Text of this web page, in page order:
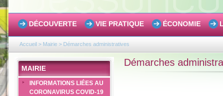
DÉCOUVERTE VIE PRATIQUE ÉCONOMIE
Accueil > Mairie > Démarches administratives
MAIRIE
INFORMATIONS LIÉES AU
CORONAVIRUS COVID-19
Démarches